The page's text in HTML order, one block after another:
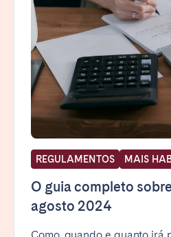
REGULAMENTOS MAIS
O guia completo
agosto 2024